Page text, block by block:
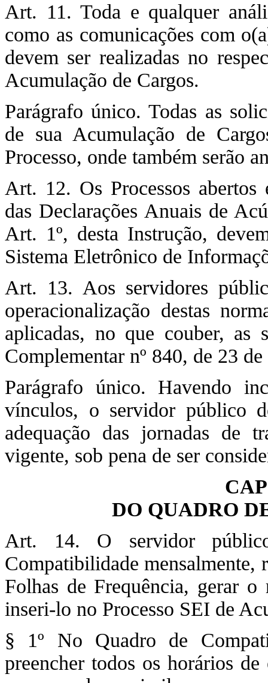
Art. 11. Toda e qualquer
como as comunicações com
devem ser realizadas no
Acumulação de Cargos.
Parágrafo único. Todas as
de sua Acumulação de
Processo, onde também serão
Art. 12. Os Processos abertos
das Declarações Anuais de
Art. 1º, desta Instrução,
Sistema Eletrônico de
Art. 13. Aos servidores
operacionalização destas
aplicadas, no que couber, as
Complementar nº 840, de 23
Parágrafo único. Havendo
vínculos, o servidor público
adequação das jornadas de
vigente, sob pena de ser
DO QUADRO
Art. 14. O servidor
Compatibilidade mensalmente,
Folhas de Frequência, gerar
inseri-lo no Processo SEI de
§ 1º No Quadro de
preencher todos os horários